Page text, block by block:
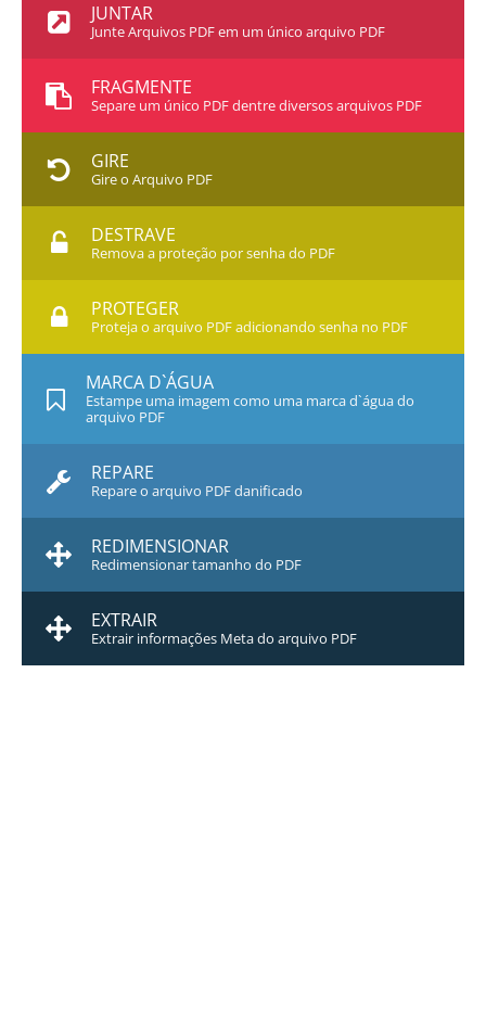
JUNTAR
Junte Arquivos PDF em um único arquivo PDF
FRAGMENTE
Separe um único PDF dentre diversos arquivos PDF
GIRE
Gire o Arquivo PDF
DESTRAVE
Remova a proteção por senha do PDF
PROTEGER
Proteja o arquivo PDF adicionando senha no PDF
MARCA D`ÁGUA
Estampe uma imagem como uma marca d`água do
arquivo PDF
REPARE
Repare o arquivo PDF danificado
REDIMENSIONAR
Redimensionar tamanho do PDF
EXTRAIR
Extrair informações Meta do arquivo PDF